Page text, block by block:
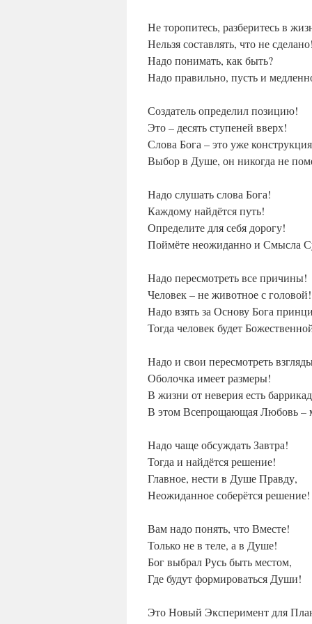
Не торопитесь, разберитесь в
Нельзя составлять, что не сделано!
Надо понимать, как быть?
Надо правильно, пусть и
Создатель определил позицию!
Это – десять ступеней вверх!
Слова Бога – это уже
Выбор в Душе, он никогда не
Надо слушать слова Бога!
Каждому найдётся путь!
Определите для себя дорогу!
Поймёте неожиданно и Смысла
Надо пересмотреть все причины!
Человек – не животное с головой!
Надо взять за Основу Бога
Тогда человек будет
Надо и свои пересмотреть
Оболочка имеет размеры!
В жизни от неверия есть
В этом Всепрощающая Любовь –
Надо чаще обсуждать Завтра!
Тогда и найдётся решение!
Главное, нести в Душе Правду,
Неожиданное соберётся решение!
Вам надо понять, что Вместе!
Только не в теле, а в Душе!
Бог выбрал Русь быть местом,
Где будут формироваться Души!
Это Новый Эксперимент для